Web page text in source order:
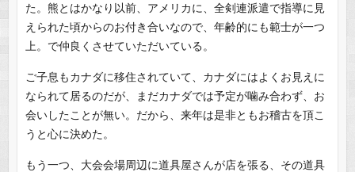
た。熊とはかなり以前、アメリカに、全剣連派遣で指導に見
えられた頃からのお付き合いなので、年齢的にも範士が一つ
上。で仲良くさせていただいている。
ご子息もカナダに移住されていて、カナダにはよくお見えに
なられて居るのだが、まだカナダでは予定が噛み合わず、お
会いしたことが無い。だから、来年は是非ともお稽古を頂こ
うと心に決めた。
もう一つ、大会会場周辺に道具屋さんが店を張る、その道具